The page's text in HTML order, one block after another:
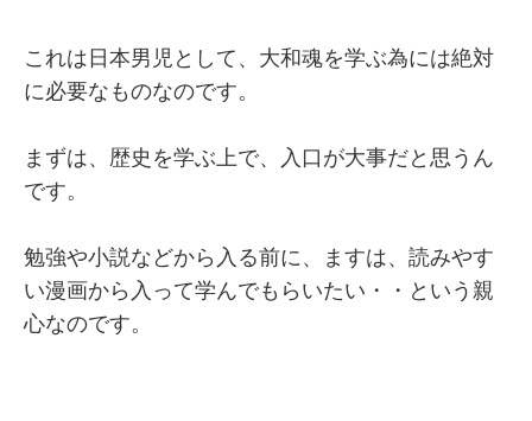
これは日本男児として、大和魂を学ぶ為には絶対
に必要なものなのです。
まずは、歴史を学ぶ上で、入口が大事だと思うん
です。
勉強や小説などから入る前に、ますは、読みやす
い漫画から入って学んでもらいたい・・という親
心なのです。